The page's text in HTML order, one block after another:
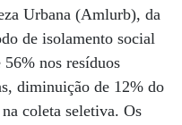
Urbana (Amlurb), da
de isolamento social
56% nos resíduos
diminuição de 12% do
coleta seletiva. Os